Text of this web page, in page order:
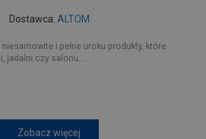
Dostawca: ALTOM
i pełne uroku produkty, które
jadalni czy salonu...
Zobacz więcej